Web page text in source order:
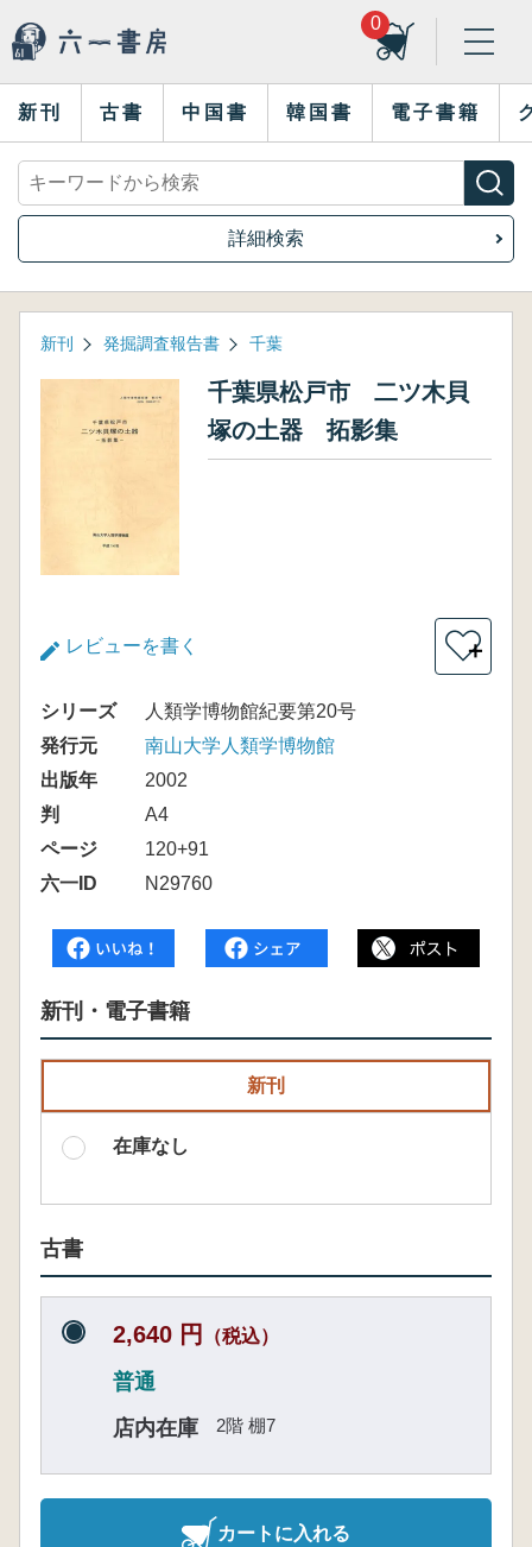
0
新刊 古書 中国書 韓国書 電子書籍
詳細検索
新刊 発掘調査報告書 千葉
千葉県松戸市 二ツ木貝
塚の土器 拓影集
レビューを書く ＋
シリーズ
人類学博物館紀要第20号
発行元
南山大学人類学博物館
出版年
2002
判
A4
ページ
120+91
六一ID
N29760
新刊・電子書籍
新刊
在庫なし
古書
2,640 円 （税込）
普通
店内在庫
2階 棚7
カートに入れる